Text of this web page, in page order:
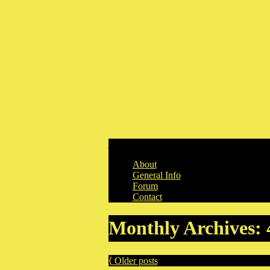
About
General Info
Forum
Contact
Monthly Archives:
⟨ Older posts